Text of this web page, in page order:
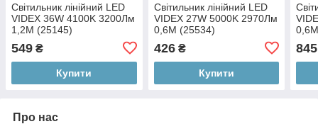
Світильник лінійний LED
VIDEX 36W 4100K 3200Лм
1,2М (25145)
549 ₴
Купити
Світильник лінійний LED
VIDEX 27W 5000K 2970Лм
0,6М (25534)
426₴
Купити
845
Про нас